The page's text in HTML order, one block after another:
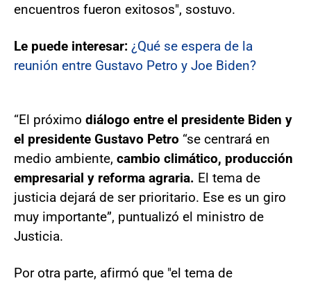
encuentros fueron exitosos", sostuvo.
Le puede interesar: ¿Qué se espera de la
reunión entre Gustavo Petro y Joe Biden?
“El próximo diálogo entre el presidente Biden y
el presidente Gustavo Petro “se centrará en
medio ambiente, cambio climático, producción
empresarial y reforma agraria. El tema de
justicia dejará de ser prioritario. Ese es un giro
muy importante”, puntualizó el ministro de
Justicia.
Por otra parte, afirmó que "el tema de